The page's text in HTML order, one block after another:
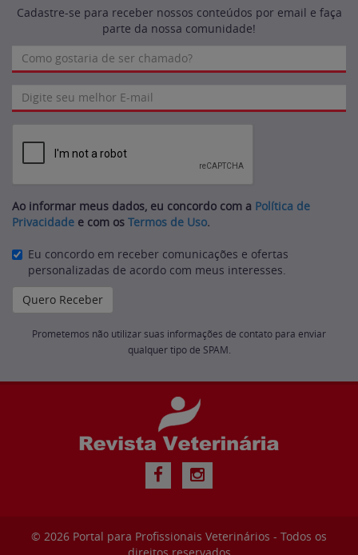
Cadastre-se para receber nossos conteúdos por email e faça
parte da nossa comunidade!
Ao informar meus dados, eu concordo com a Política de
Privacidade e com os Termos de Uso.
Eu concordo em receber comunicações e ofertas
personalizadas de acordo com meus interesses.
Prometemos não utilizar suas informações de contato para enviar
qualquer tipo de SPAM.
© 2026 Portal para Profissionais Veterinários - Todos os